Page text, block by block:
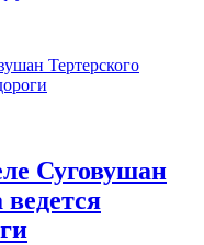
Суговушан